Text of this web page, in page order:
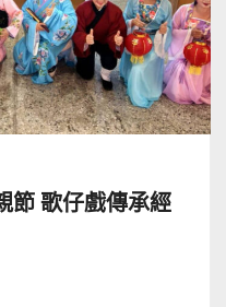
節 歌仔戲傳承經